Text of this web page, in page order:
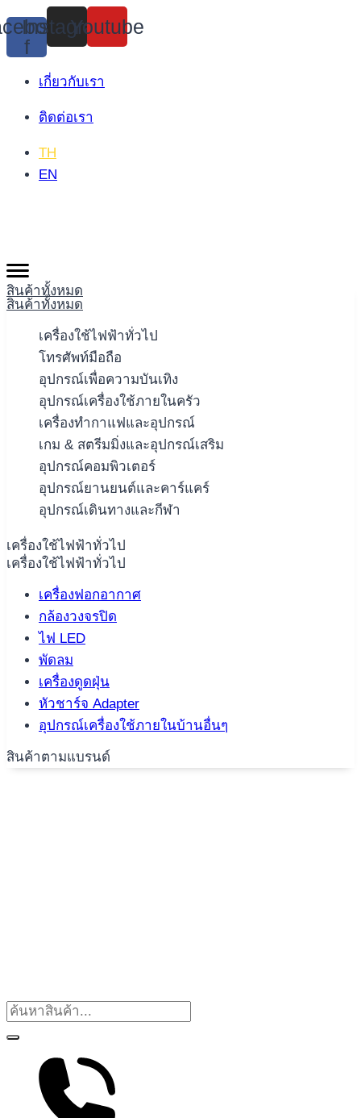
Skip
to
content
f
Instagram
Youtube
เกี่ยวกับเรา
ติดต่อเรา
TH
EN
สินค้าทั้งหมด
สินค้าทั้งหมด
เครื่องใช้ไฟฟ้าทั่วไป
โทรศัพท์มือถือ
อุปกรณ์เพื่อความบันเทิง
อุปกรณ์เครื่องใช้ภายในครัว
เครื่องทำกาแฟและอุปกรณ์
เกม & สตรีมมิ่งและอุปกรณ์เสริม
อุปกรณ์คอมพิวเตอร์
อุปกรณ์ยานยนต์และคาร์แคร์
อุปกรณ์เดินทางและกีฬา
เครื่องใช้ไฟฟ้าทั่วไป
เครื่องใช้ไฟฟ้าทั่วไป
เครื่องฟอกอากาศ
กล้องวงจรปิด
ไฟ LED
พัดลม
เครื่องดูดฝุ่น
หัวชาร์จ Adapter
อุปกรณ์เครื่องใช้ภายในบ้านอื่นๆ
สินค้าตามแบรนด์